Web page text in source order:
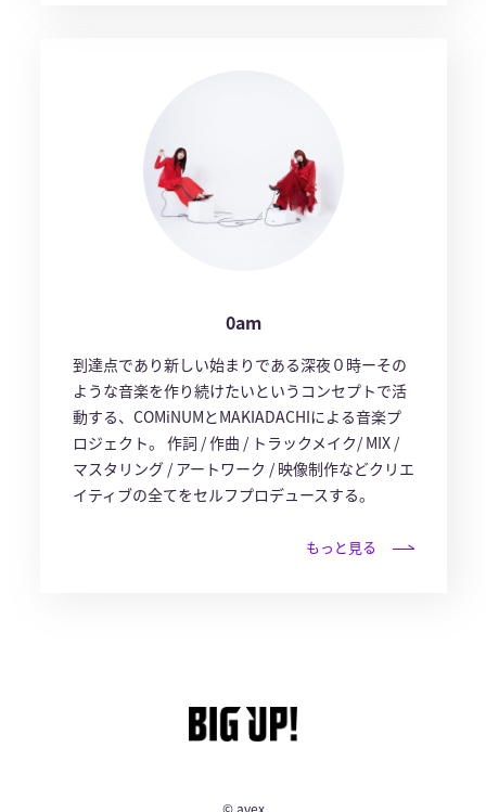
0am
到達点であり新しい始まりである深夜０時ーその
ような音楽を作り続けたいというコンセプトで活
動する、COMiNUMとMAKIADACHIによる音楽プ
ロジェクト。 作詞 / 作曲 / トラックメイク/ MIX /
マスタリング / アートワーク / 映像制作などクリエ
イティブの全てをセルフプロデュースする。
もっと見る